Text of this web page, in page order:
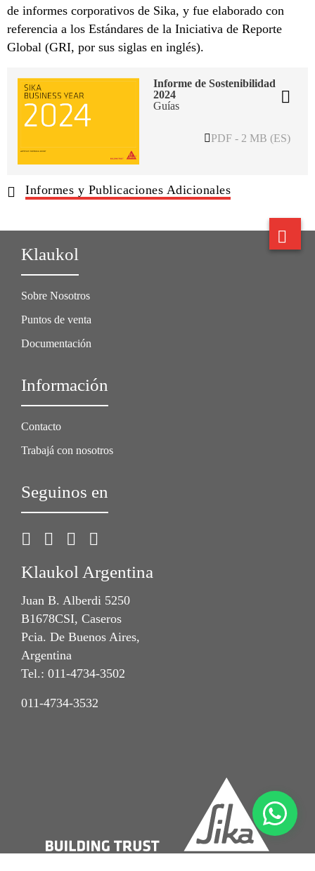
de informes corporativos de Sika, y fue elaborado con
referencia a los Estándares de la Iniciativa de Reporte
Global (GRI, por sus siglas en inglés).
Informe de Sostenibilidad
2024
Guías
PDF - 2 MB (ES)
Informes y Publicaciones Adicionales
Klaukol
Sobre Nosotros
Puntos de venta
Documentación
Información
Contacto
Trabajá con nosotros
Seguinos en
Klaukol Argentina
Juan B. Alberdi 5250
B1678CSI, Caseros
Pcia. De Buenos Aires,
Argentina
Tel.: 011-4734-3502
011-4734-3532